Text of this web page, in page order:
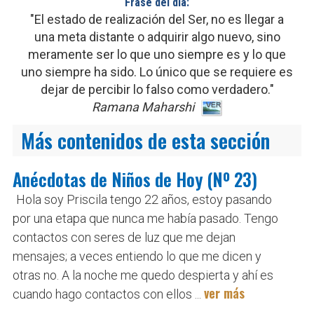
"El estado de realización del Ser, no es llegar a
una meta distante o adquirir algo nuevo, sino
meramente ser lo que uno siempre es y lo que
uno siempre ha sido. Lo único que se requiere es
dejar de percibir lo falso como verdadero."
Ramana Maharshi
Más contenidos de esta sección
Anécdotas de Niños de Hoy (Nº 23)
Hola soy Priscila tengo 22 años, estoy pasando
por una etapa que nunca me había pasado. Tengo
contactos con seres de luz que me dejan
mensajes; a veces entiendo lo que me dicen y
otras no. A la noche me quedo despierta y ahí es
cuando hago contactos con ellos ... ver más